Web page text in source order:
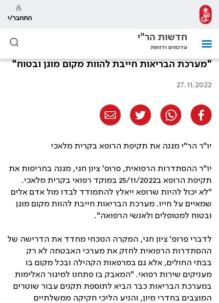
התחבר/י
חדשות הר"י
עדכונים ודוחות
"מערכת הבריאות חייבת להוות מקום מוגן ובטוח"
יו"ר הר"י מגנה את תקיפת הרופא בקרית מלאכי
27.11.2022
יו"ר ההסתדרות הרפואית, פרופ' ציון חגי, מגנה בחריפות את
תקיפת הרופא ב25/11/2022 במוקד רפואי בקרית מלאכי.
"לא יכול להיות שרופא ייאלץ להתמודד לבדו מול אדם אלים
שמאיים על חייו. מערכת הבריאות חייבת להוות מקום מוגן
ובטוח למטופלים ולאנשי הרפואה".
לדברי פרופ' ציון חגי, המקרה הנוכחי מחדד את הדרישה של
ההסתדרות הרפואית לחזק את מערכי האבטחה לא רק
בבתי החולים, אלא גם במרפאות הקהילה ובכל מקום בו
מעניקים שירות רפואי. "המאבק בו פתחנו למיגור האלימות
במערכת הבריאות כבר הביא לתוספת תקנים עבור שוטרים
המוצבים בחדרי מיון, והניע הליכי חקיקה ממשלתיים